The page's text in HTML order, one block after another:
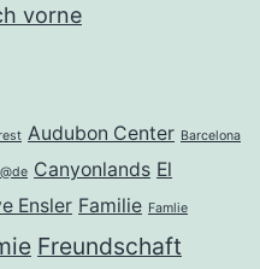
vorne
Audubon Center Barcelona
Canyonlands El
Ensler Familie Famlie
Freundschaft